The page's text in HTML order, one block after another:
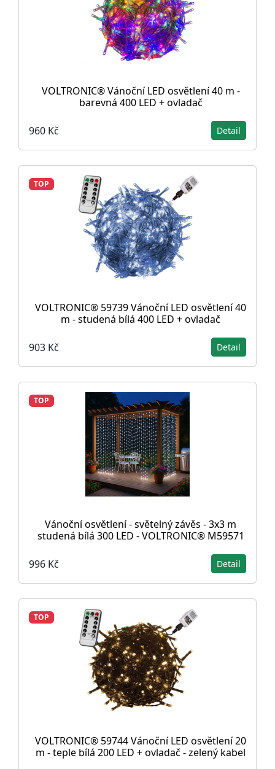
VOLTRONIC® Vánoční LED osvětlení 40 m -
barevná 400 LED + ovladač
960 Kč Detail
TOP
VOLTRONIC® 59739 Vánoční LED osvětlení 40
m - studená bílá 400 LED + ovladač
903 Kč Detail
TOP
Vánoční osvětlení - světelný závěs - 3x3 m
studená bílá 300 LED - VOLTRONIC® M59571
996 Kč Detail
TOP
VOLTRONIC® 59744 Vánoční LED osvětlení 20
m - teple bílá 200 LED + ovladač - zelený kabel